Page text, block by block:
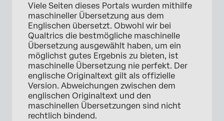
×
Viele Seiten dieses Portals wurden mithilfe
maschineller Übersetzung aus dem
Englischen übersetzt. Obwohl wir bei
Qualtrics die bestmögliche maschinelle
Übersetzung ausgewählt haben, um ein
möglichst gutes Ergebnis zu bieten, ist
maschinelle Übersetzung nie perfekt. Der
englische Originaltext gilt als offizielle
Version. Abweichungen zwischen dem
englischen Originaltext und den
maschinellen Übersetzungen sind nicht
rechtlich bindend.